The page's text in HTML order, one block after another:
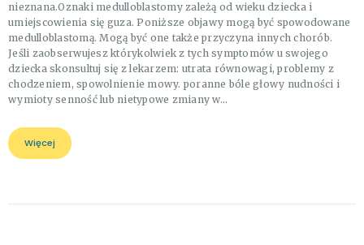
nieznana.Oznaki medulloblastomy zależą od wieku dziecka i
umiejscowienia się guza. Poniższe objawy mogą być spowodowane
medulloblastomą. Mogą być one także przyczyna innych chorób.
Jeśli zaobserwujesz którykolwiek z tych symptomów u swojego
dziecka skonsultuj się z lekarzem: utrata równowagi, problemy z
chodzeniem, spowolnienie mowy. poranne bóle głowy nudności i
wymioty senność lub nietypowe zmiany w…
Więcej